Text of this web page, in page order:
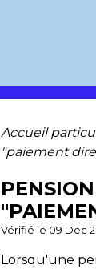
Accueil
"paiement
Vérifié le 09 Dec
Lorsqu'une